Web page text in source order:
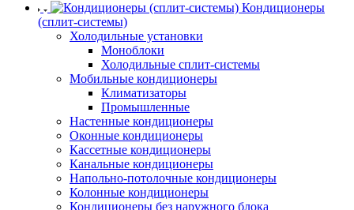
Кондиционеры
(сплит-системы)
Холодильные установки
Моноблоки
Холодильные сплит-системы
Мобильные кондиционеры
Климатизаторы
Промышленные
Настенные кондиционеры
Оконные кондиционеры
Кассетные кондиционеры
Канальные кондиционеры
Напольно-потолочные кондиционеры
Колонные кондиционеры
Кондиционеры без наружного блока